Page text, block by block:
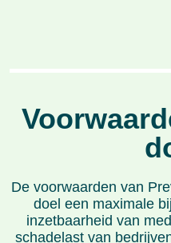
De voorwaarden van
doel een maximale
inzetbaarheid van
schadelast van